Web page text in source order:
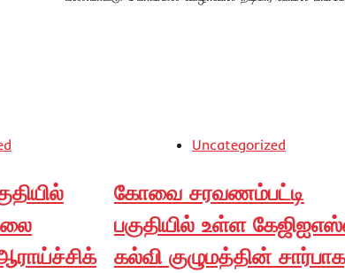
Uncategorized
கோவை சரவணம்பட்டி
பகுதியில் உள்ள
கல்வி குழுமத்தின்